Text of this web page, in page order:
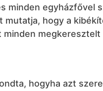
minden egyházfővel
mutatja, hogy a
hogyha azt